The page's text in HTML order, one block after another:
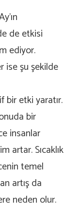
de etkisi
ediyor.
ise şu şekilde
bir etki yaratır.
bir
insanlar
artar. Sıcaklık
temel
artış da
neden olur.